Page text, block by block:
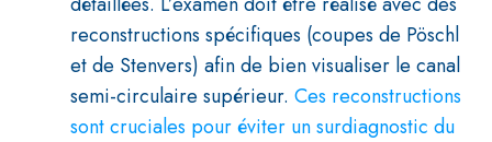
reconstructions spécifiques (coupes de Pöschl
et de Stenvers) afin de bien visualiser le canal
semi-circulaire supérieur. Ces reconstructions
sont cruciales pour éviter un surdiagnostic du